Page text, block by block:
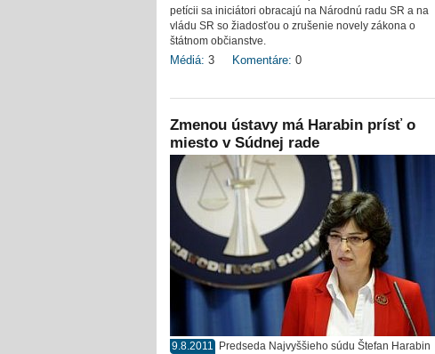
petícii sa iniciátori obracajú na Národnú radu SR a na
vládu SR so žiadosťou o zrušenie novely zákona o
štátnom občianstve.
Médiá: 3 Komentáre: 0
Zmenou ústavy má Harabin prísť o
miesto v Súdnej rade
9.8.2011
Predseda Najvyššieho súdu Štefan Harabin